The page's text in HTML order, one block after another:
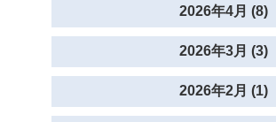
2026年4月 (8)
2026年3月 (3)
2026年2月 (1)